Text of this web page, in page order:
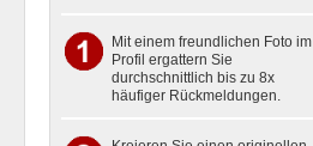
Mit einem freundlichen Foto im
Profil ergattern Sie
durchschnittlich bis zu 8x
häufiger Rückmeldungen.